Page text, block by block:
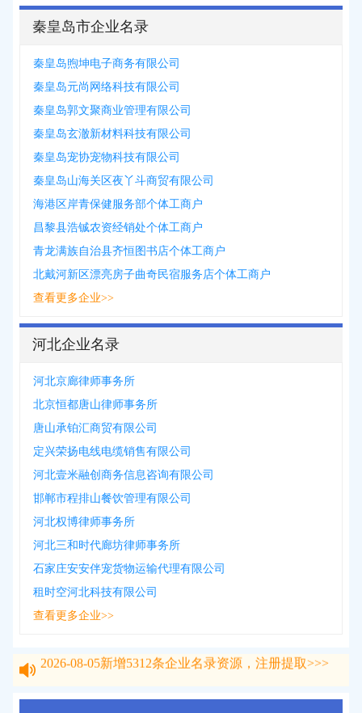
秦皇岛市企业名录
秦皇岛煦坤电子商务有限公司
秦皇岛元尚网络科技有限公司
秦皇岛郭文聚商业管理有限公司
秦皇岛玄澈新材料科技有限公司
秦皇岛宠协宠物科技有限公司
秦皇岛山海关区夜丫斗商贸有限公司
海港区岸青保健服务部个体工商户
昌黎县浩铖农资经销处个体工商户
青龙满族自治县齐恒图书店个体工商户
北戴河新区漂亮房子曲奇民宿服务店个体工商户
查看更多企业>>
河北企业名录
河北京廊律师事务所
北京恒都唐山律师事务所
唐山承铂汇商贸有限公司
定兴荣扬电线电缆销售有限公司
河北壹米融创商务信息咨询有限公司
邯郸市程排山餐饮管理有限公司
河北权博律师事务所
河北三和时代廊坊律师事务所
石家庄安安伴宠货物运输代理有限公司
租时空河北科技有限公司
查看更多企业>>
2026-08-05新增5312 条企业名录资源，注册提取>>>